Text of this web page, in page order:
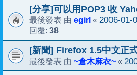
[分享]可以用POP3 收
最後發表 由 egirl « 2006-01-
回覆: 38
[新聞] Firefox 1.5中文正
最後發表 由 ~倉木麻衣~ «